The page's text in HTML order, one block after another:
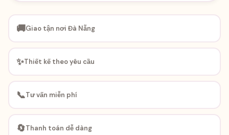
🚚Giao tận nơi Đà Nẵng
✨Thiết kế theo yêu cầu
📞Tư vấn miễn phí
🔄Thanh toán dễ dàng